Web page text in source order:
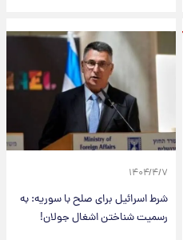
۱۴۰۴/۴/۷
شرط اسرائیل برای صلح با سوریه: به
رسمیت شناختن اشغال جولان!